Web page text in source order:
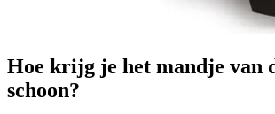
Hoe krijg je het mandje van
schoon?